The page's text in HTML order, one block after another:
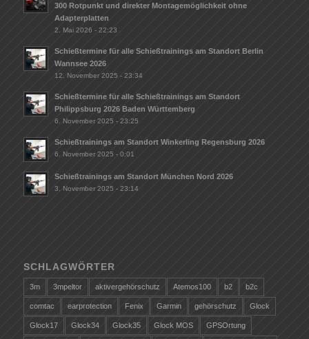
300 Rotpunkt und direkter Montagemöglichkeit ohne
Adapterplatten
2. Mai 2026 - 22:23
Schießtermine für alle Schießtrainings am Standort Berlin
Wannsee 2026
12. November 2025 - 23:34
Schießtermine für alle Schießtrainings am Standort
Philippsburg 2026 Baden Württemberg
6. November 2025 - 23:25
Schießtrainings am Standort Winkerling Regensburg 2026
6. November 2025 - 0:01
Schießtrainings am Standort München Nord 2026
3. November 2025 - 23:14
SCHLAGWÖRTER
3m 3mpeltor aktivergehörschutz Atemos100 b2 b2c
comtac earprotection Fenix Garmin gehörschutz Glock
Glock17 Glock34 Glock35 Glock MOS GPSOrtung